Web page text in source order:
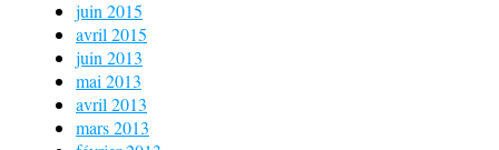
juin 2015
avril 2015
juin 2013
mai 2013
avril 2013
mars 2013